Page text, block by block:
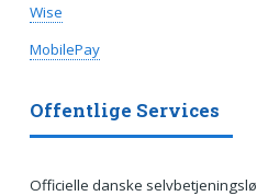
Wise
MobilePay
Offentlige Services
Officielle danske